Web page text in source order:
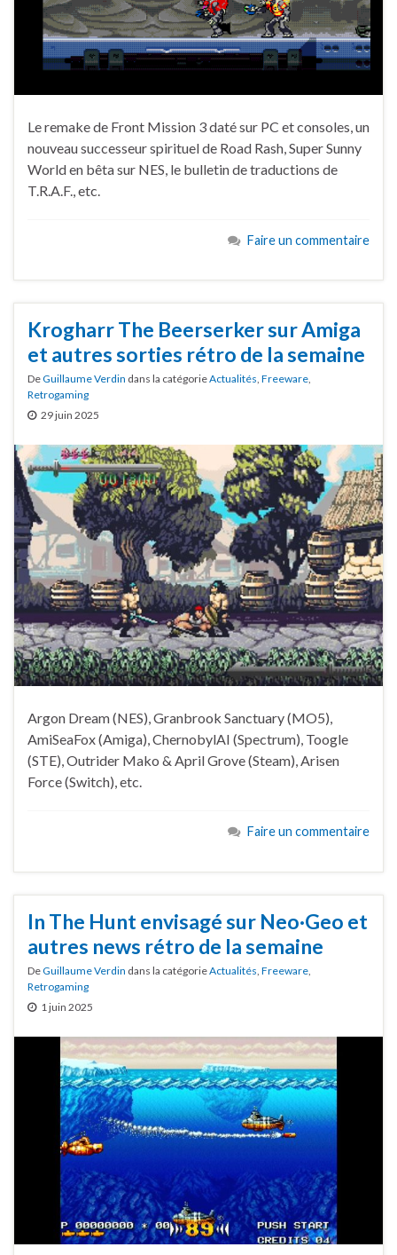
Le remake de Front Mission 3 daté sur PC et consoles, un
nouveau successeur spirituel de Road Rash, Super Sunny
World en bêta sur NES, le bulletin de traductions de
T.R.A.F., etc.
Faire un commentaire
Krogharr The Beerserker sur Amiga
et autres sorties rétro de la semaine
DeGuillaume Verdin dans la catégorieActualités, Freeware,
Retrogaming
29 juin 2025
Argon Dream (NES), Granbrook Sanctuary (MO5),
AmiSeaFox (Amiga), ChernobylAI (Spectrum), Toogle
(STE), Outrider Mako & April Grove (Steam), Arisen
Force (Switch), etc.
Faire un commentaire
In The Hunt envisagé sur Neo·Geo et
autres news rétro de la semaine
DeGuillaume Verdin dans la catégorieActualités Freeware
Retrogaming
1 juin 2025